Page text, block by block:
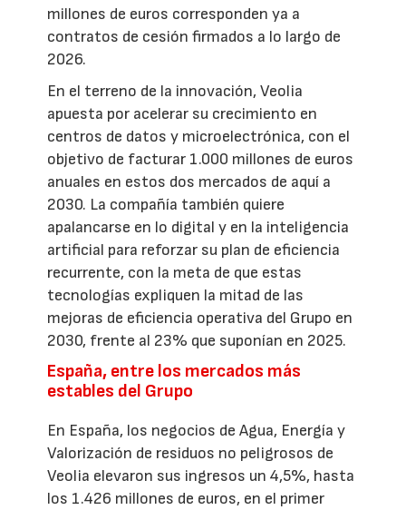
millones de euros corresponden ya a
contratos de cesión firmados a lo largo de
2026.
En el terreno de la innovación, Veolia
apuesta por acelerar su crecimiento en
centros de datos y microelectrónica, con el
objetivo de facturar 1.000 millones de euros
anuales en estos dos mercados de aquí a
2030. La compañía también quiere
apalancarse en lo digital y en la inteligencia
artificial para reforzar su plan de eficiencia
recurrente, con la meta de que estas
tecnologías expliquen la mitad de las
mejoras de eficiencia operativa del Grupo en
2030, frente al 23% que suponían en 2025.
España, entre los mercados más
estables del Grupo
En España, los negocios de Agua, Energía y
Valorización de residuos no peligrosos de
Veolia elevaron sus ingresos un 4,5%, hasta
los 1.426 millones de euros, en el primer